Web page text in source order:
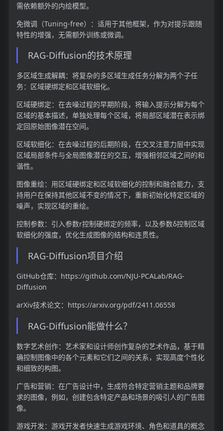
需依赖额外的内绘模型。
免微调（Tuning-free）：适用于其他框架，作为对提示跟随
特性的增强，无需额外训练或微调。
RAG-Diffusion的技术原理
多区域生成解耦：将复杂的多区域生成任务分解为两个子任
务：区域硬绑定和区域软细化。
区域硬绑定：在去噪过程的早期阶段，将输入提示分解为每个
区域的基本描述，单独处理每个区域，将局部区域潜在表示绑
定回原始图像潜在空间。
区域软细化：在去噪过程的后期阶段，在交叉注意力层中实现
区域局部条件与全局图像潜在的交互，增强相邻区域之间的和
谐性。
图像重绘：用区域硬绑定和区域软细化的控制和融合能力，支
持用户在保持其他区域不变的情况下，重新初始化特定区域的
噪声，实现区域的重绘。
控制参数：引入参数r控制硬绑定的频率，以及参数δ控制区域
软细化的强度，优化生成图像的结构和连贯性。
RAG-Diffusion项目介绍
GitHub仓库：https://github.com/NJU-PCALab/RAG-
Diffusion
arXiv技术论文：https://arxiv.org/pdf/2411.06558
RAG-Diffusion能做什么？
数字艺术创作：艺术家和设计师创作复杂的艺术作品，基于精
确控制图像中的各个元素和它们之间的关系，实现高度个性化
和细致的构图。
广告和营销：在广告设计中，生成符合特定营销主题和品牌要
求的图像，例如，创建包含特定产品和场景的吸引人的广告图
像。
游戏开发：游戏开发者快速生成游戏环境、角色和道具的概念